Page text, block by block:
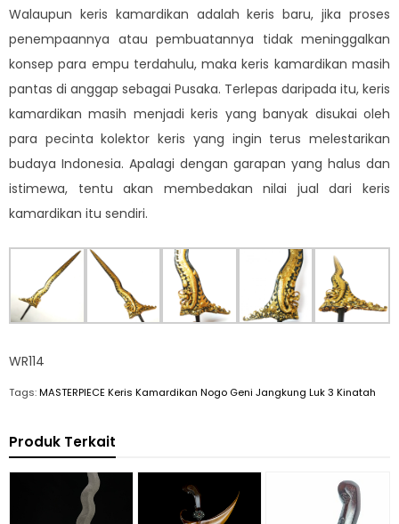
Walaupun keris kamardikan adalah keris baru, jika proses
penempaannya atau pembuatannya tidak meninggalkan
konsep para empu terdahulu, maka keris kamardikan masih
pantas di anggap sebagai Pusaka. Terlepas daripada itu, keris
kamardikan masih menjadi keris yang banyak disukai oleh
para pecinta kolektor keris yang ingin terus melestarikan
budaya Indonesia. Apalagi dengan garapan yang halus dan
istimewa, tentu akan membedakan nilai jual dari keris
kamardikan itu sendiri.
WR114
Tags:MASTERPIECE Keris Kamardikan Nogo Geni Jangkung Luk 3 Kinatah
Produk Terkait